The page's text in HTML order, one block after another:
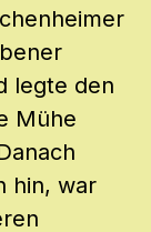
legte den
Mühe
hin, war